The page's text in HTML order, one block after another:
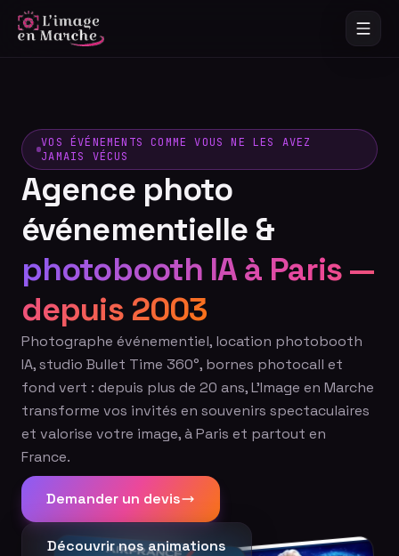
VOS ÉVÉNEMENTS COMME VOUS NE LES AVEZ
JAMAIS VÉCUS
Agence photo
événementielle &
photobooth IA à Paris —
depuis 2003
Photographe événementiel, location photobooth
IA, studio Bullet Time 360°, bornes photocall et
fond vert : depuis plus de 20 ans, L'Image en Marche
transforme vos invités en souvenirs spectaculaires
et valorise votre image, à Paris et partout en
France.
Demander un devis
Découvrir nos animations